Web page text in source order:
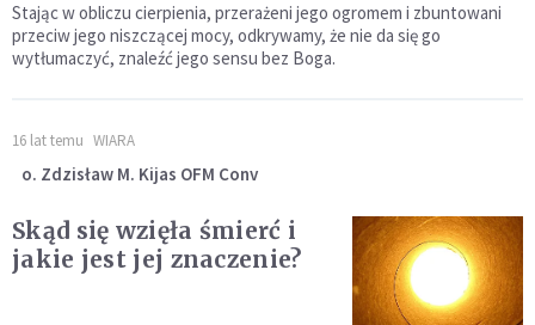
Stając w obliczu cierpienia, przerażeni jego ogromem i zbuntowani
przeciw jego niszczącej mocy, odkrywamy, że nie da się go
wytłumaczyć, znaleźć jego sensu bez Boga.
16 lat temu WIARA
o. Zdzisław M. Kijas OFM Conv
Skąd się wzięła śmierć i
jakie jest jej znaczenie?